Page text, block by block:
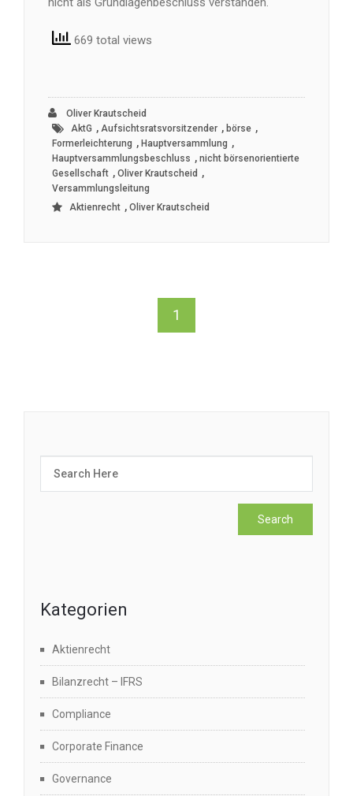
669 total views
Oliver Krautscheid
AktG , Aufsichtsratsvorsitzender , börse ,
Formerleichterung , Hauptversammlung ,
Hauptversammlungsbeschluss , nicht börsenorientierte
Gesellschaft , Oliver Krautscheid ,
Versammlungsleitung
Aktienrecht , Oliver Krautscheid
1
Kategorien
Aktienrecht
Bilanzrecht – IFRS
Compliance
Corporate Finance
Governance